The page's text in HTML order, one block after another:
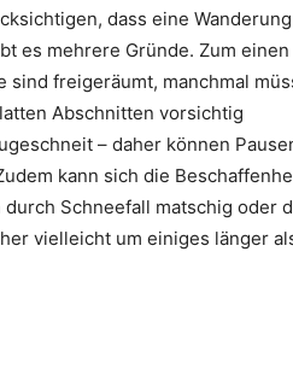
dass eine
es mehrere Gründe. Zum
sind freigeräumt, manchmal
Abschnitten vorsichtig
– daher können
kann sich die
Schneefall matschig oder
vielleicht um einiges länger